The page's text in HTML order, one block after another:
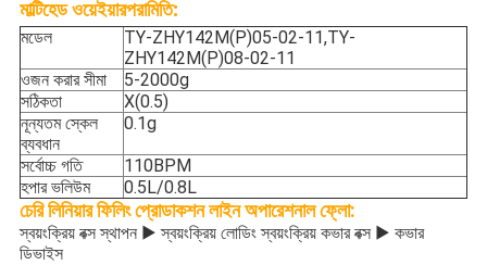
মাল্টিহেড ওয়েইয়ারপরামিতি:
মডেল
TY-ZHY142M(P)05-02-11,TY-
ZHY142M(P)08-02-11
ওজন করার সীমা
5-2000g
সঠিকতা
X(0.5)
নূন্যতম স্কেল
ব্যবধান
0.1g
সর্বোচ্চ গতি
110BPM
হপার ভলিউম
0.5L/0.8L
চেরি লিনিয়ার ফিলিং প্রোডাকশন লাইন অপারেশনাল ফ্লো:
স্বয়ংক্রিয় বক্স স্থাপন ▶ স্বয়ংক্রিয় লোডিং স্বয়ংক্রিয় কভার বক্স ▶ কভার
ডিভাইস